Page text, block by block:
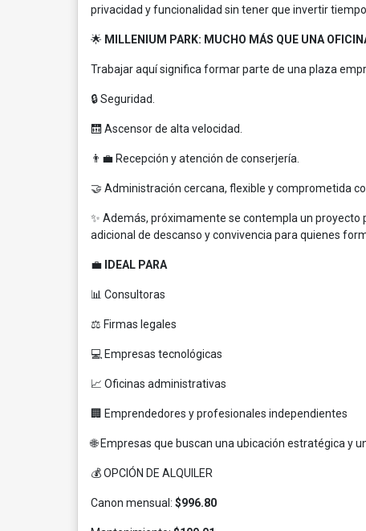
privacidad y funcionalidad sin tener que invertir
🌟 MILLENIUM PARK: MUCHO MÁS QUE UNA
Trabajar aquí significa formar parte de una plaza
🔒 Seguridad.
🛗 Ascensor de alta velocidad.
👨‍💼 Recepción y atención de conserjería.
🤝 Administración cercana, flexible y comprometida
✨ Además, próximamente se contempla un
adicional de descanso y convivencia para quienes
💼 IDEAL PARA
📊 Consultoras
⚖️ Firmas legales
💻 Empresas tecnológicas
📈 Oficinas administrativas
🏢 Emprendedores y profesionales independientes
🌐 Empresas que buscan una ubicación estratégica y
💰 OPCIÓN DE ALQUILER
Canon mensual: $996.80